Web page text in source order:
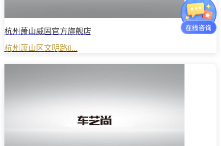
杭州萧山威固官方旗舰店
杭州萧山区文明路8...